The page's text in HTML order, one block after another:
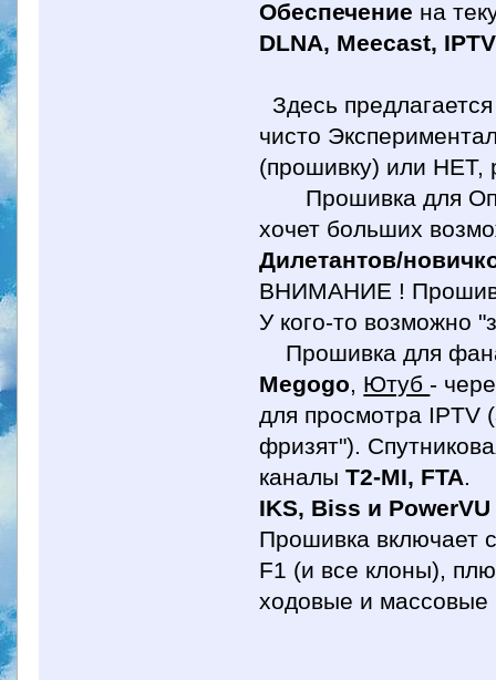
Обеспечение на
DLNA, Meecast,
Здесь
чисто
(прошивку) или НЕТ,
Прошивка для
хочет больших
Дилетантов/
ВНИМАНИЕ !
У кого-то возможно
Прошивка для
Megogo, Ютуб -
для просмотра IPTV (
фризят").
каналы T2-MI, FTA.
IKS, Biss и
Прошивка включает
F1 (и все клоны),
ходовые и массовые